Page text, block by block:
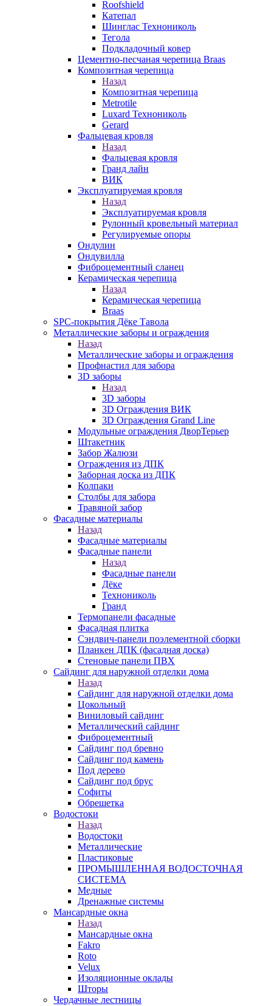
Roofshield
Катепал
Шинглас Технониколь
Тегола
Подкладочный ковер
Цементно-песчаная черепица Braas
Композитная черепица
Назад
Композитная черепица
Metrotile
Luxard Технониколь
Gerard
Фальцевая кровля
Назад
Фальцевая кровля
Гранд лайн
ВИК
Эксплуатируемая кровля
Назад
Эксплуатируемая кровля
Рулонный кровельный материал
Регулируемые опоры
Ондулин
Ондувилла
Фиброцементный сланец
Керамическая черепица
Назад
Керамическая черепица
Braas
SPC-покрытия Дёке Тавола
Металлические заборы и ограждения
Назад
Металлические заборы и ограждения
Профнастил для забора
3D заборы
Назад
3D заборы
3D Ограждения ВИК
3D Ограждения Grand Line
Модульные ограждения ДворТерьер
Штакетник
Забор Жалюзи
Ограждения из ДПК
Заборная доска из ДПК
Колпаки
Столбы для забора
Травяной забор
Фасадные материалы
Назад
Фасадные материалы
Фасадные панели
Назад
Фасадные панели
Дёке
Технониколь
Гранд
Термопанели фасадные
Фасадная плитка
Сэндвич-панели поэлементной сборки
Планкен ДПК (фасадная доска)
Стеновые панели ПВХ
Сайдинг для наружной отделки дома
Назад
Сайдинг для наружной отделки дома
Цокольный
Виниловый сайдинг
Металлический сайдинг
Фиброцементный
Сайдинг под бревно
Сайдинг под камень
Под дерево
Сайдинг под брус
Софиты
Обрешетка
Водостоки
Назад
Водостоки
Металлические
Пластиковые
ПРОМЫШЛЕННАЯ ВОДОСТОЧНАЯ
СИСТЕМА
Медные
Дренажные системы
Мансардные окна
Назад
Мансардные окна
Fakro
Roto
Velux
Изоляционные оклады
Шторы
Чердачные лестницы